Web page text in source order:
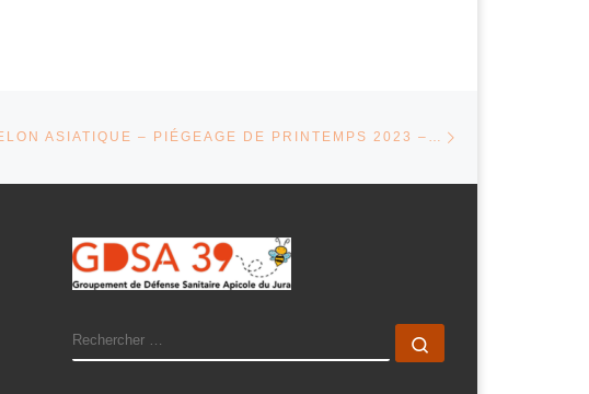
DES ARTICLES FRELON ASIATIQUE – PIÉGEAGE DE PRINTEMPS 2023 – À COMPTER DU SAMEDI 25 ET DU DIMANCHE 26 MARS 2023
SEARCH